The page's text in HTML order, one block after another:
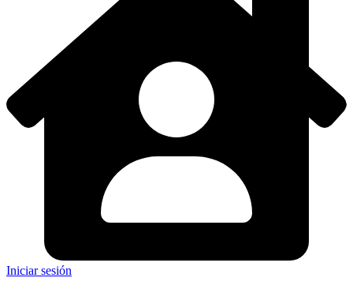
Iniciar sesión